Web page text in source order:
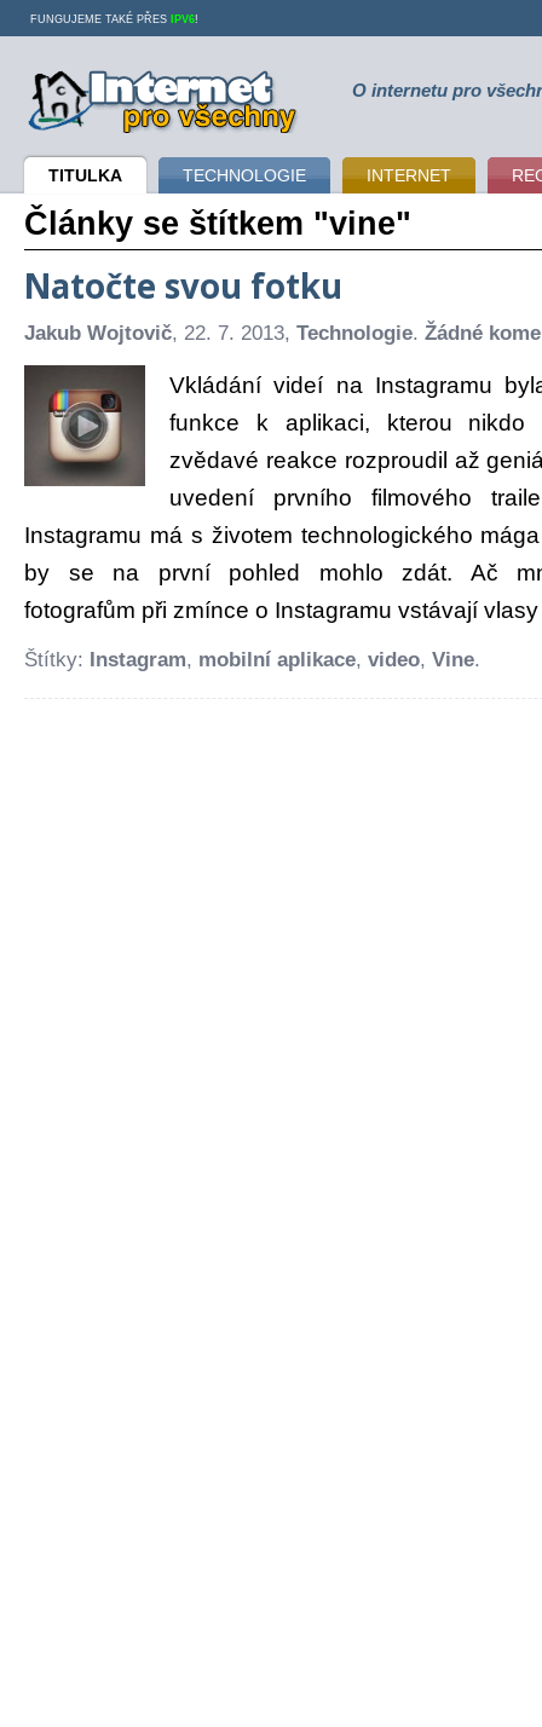
Internet pro všechny O internetu pro
TITULKA TECHNOLOGIE INTERNET
FUNGUJEME TAKÉ PŘES IPV6!
Články se štítkem "vine"
Natočte svou fotku
Jakub Wojtovič, 22. 7. 2013, Technologie. Žádné
Vkládání videí na Instagramu
funkce k aplikaci, kterou nikdo
zvědavé reakce rozproudil až
uvedení prvního filmového
Instagramu má s životem technologického
by se na první pohled mohlo zdát. Ač
fotografům při zmínce o Instagramu vstávají
Štítky: Instagram, mobilní aplikace, video, Vine.